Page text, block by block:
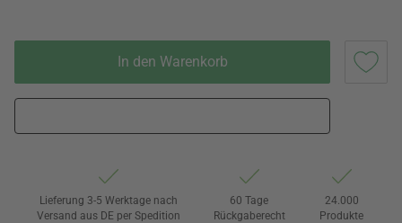
In den Warenkorb
Lieferung 3-5 Werktage nach
Versand aus DE per Spedition
60 Tage
Rückgaberecht
24.000
Produkte